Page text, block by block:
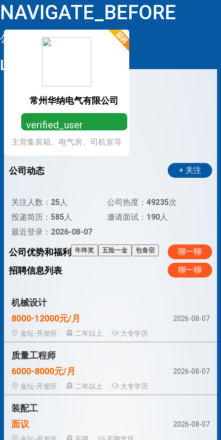
NAVIGATE_BEFORE
公司详情
LOOP
常州华纳电气有限公司
verified_user
营业执照已认证，放心求职
主营集装箱、电气房、司机室等
公司动态 + 关注
关注人数： 25人 公司热度：49235次
投递简历： 585人 邀请面试： 190人
最近登录： 2026-08-07
公司优势和福利 聊一聊
年终奖 五险一金 包食宿
招聘信息列表 聊一聊
机械设计
8000-12000元/月
2026-08-07
金坛-开发区
二年以上 大专学历
质量工程师
6000-8000元/月
2026-08-07
金坛-开发区
二年以上 大专学历
装配工
面议
2026-08-07